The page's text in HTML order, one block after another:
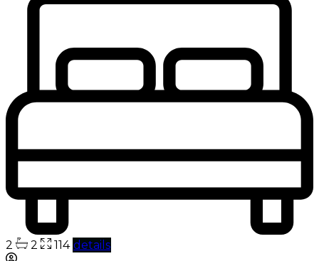
2 2 114 details